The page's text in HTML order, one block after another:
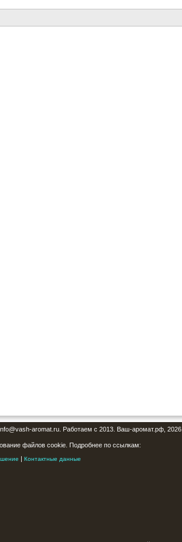
aromat.ru. Работаем с 2013. Ваш-аромат.рф, 2026.
файлов cookie. Подробнее по ссылкам:
| Контактные данные